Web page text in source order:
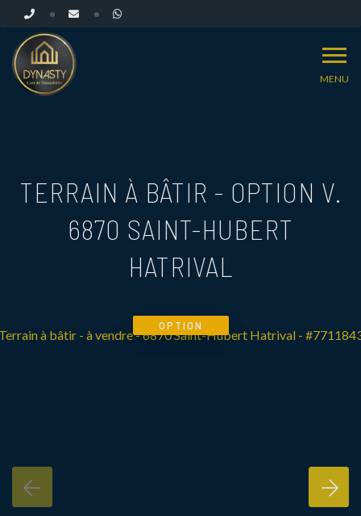
MENU
TERRAIN À BÂTIR - OPTION V.
6870 SAINT-HUBERT
HATRIVAL
OPTION